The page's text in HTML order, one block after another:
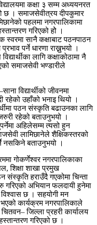
कक्षा ३ सम्म अध्ययनरत
छ । समाजसेवीत्रय दीपकुमार
पहलमा नगरपालिकामा
गरिएको होे ।
सानै कक्षाबाट पठनपाठन
पर्ने धारणा राख्नुभयो ।
लागि कक्षाकोठामा नै
समाजसेवी भण्डारीले
विद्यार्थीको जीवनमा
उहाँको भनाइ थियो ।
पठन संस्कृति बढाउनका लागि
रहेको बताउनुभयो ।
अहिलेसम्म त्यसो हुन
लामिछानेले शैक्षिकस्तरको
नसकिने बताउनुभयो ।
गोकर्णेश्वर नगरपालिकाका
शिक्षा शाखा प्रमुख
संस्कृति हराउँदै गएकोमा चिन्ता
गरिएको अभियान फलदायी हुनेमा
छ । सहयोगी मन
कार्यक्रम नगरपालिकाले
जिल्ला प्रहरी कार्यालय
गरिएको छ ।